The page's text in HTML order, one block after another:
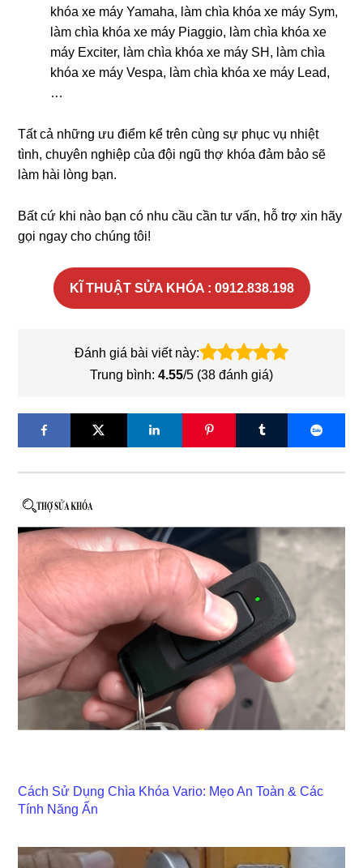
khóa xe máy Yamaha, làm chìa khóa xe máy Sym,
làm chìa khóa xe máy Piaggio, làm chìa khóa xe
máy Exciter, làm chìa khóa xe máy SH, làm chìa
khóa xe máy Vespa, làm chìa khóa xe máy Lead,
…
Tất cả những ưu điểm kể trên cùng sự phục vụ nhiệt
tình, chuyên nghiệp của đội ngũ thợ khóa đảm bảo sẽ
làm hài lòng bạn.
Bất cứ khi nào bạn có nhu cầu cần tư vấn, hỗ trợ xin hãy
gọi ngay cho chúng tôi!
KĨ THUẬT SỬA KHÓA : 0912.838.198
Đánh giá bài viết này:
Trung bình: 4.55/5 (38 đánh giá)
Cách Sử Dụng Chìa Khóa Vario: Mẹo An Toàn & Các
Tính Năng Ẩn